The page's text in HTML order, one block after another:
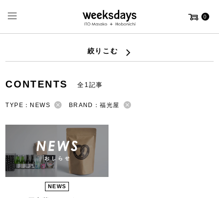
0
絞りこむ
CONTENTS 全1記事
TYPE：NEWS BRAND：福光屋
NEWS